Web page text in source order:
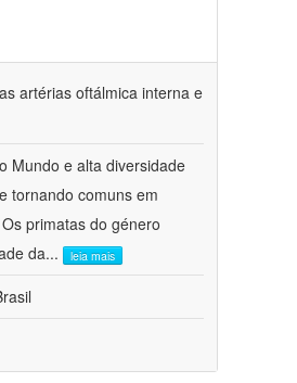
artérias oftálmica interna e
Mundo e alta diversidade
tornando comuns em
primatas do género
da... leia mais